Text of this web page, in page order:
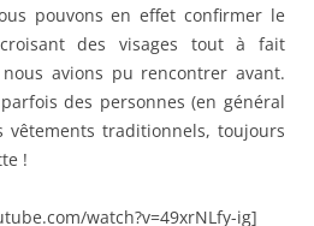
pouvons en effet confirmer le
des visages tout à fait
avions pu rencontrer avant.
des personnes (en général
vêtements traditionnels, toujours
!
watch?v=49xrNLfy-ig]